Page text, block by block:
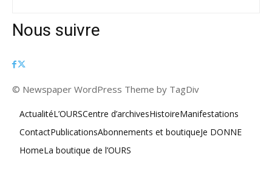
Nous suivre
© Newspaper WordPress Theme by TagDiv
ActualitéL’OURSCentre d’archivesHistoireManifestations
ContactPublicationsAbonnements et boutiqueJe DONNE
HomeLa boutique de l’OURS